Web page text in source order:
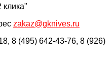
клика"
zakaz@gknives.ru
8 (495) 642-43-76, 8 (926)